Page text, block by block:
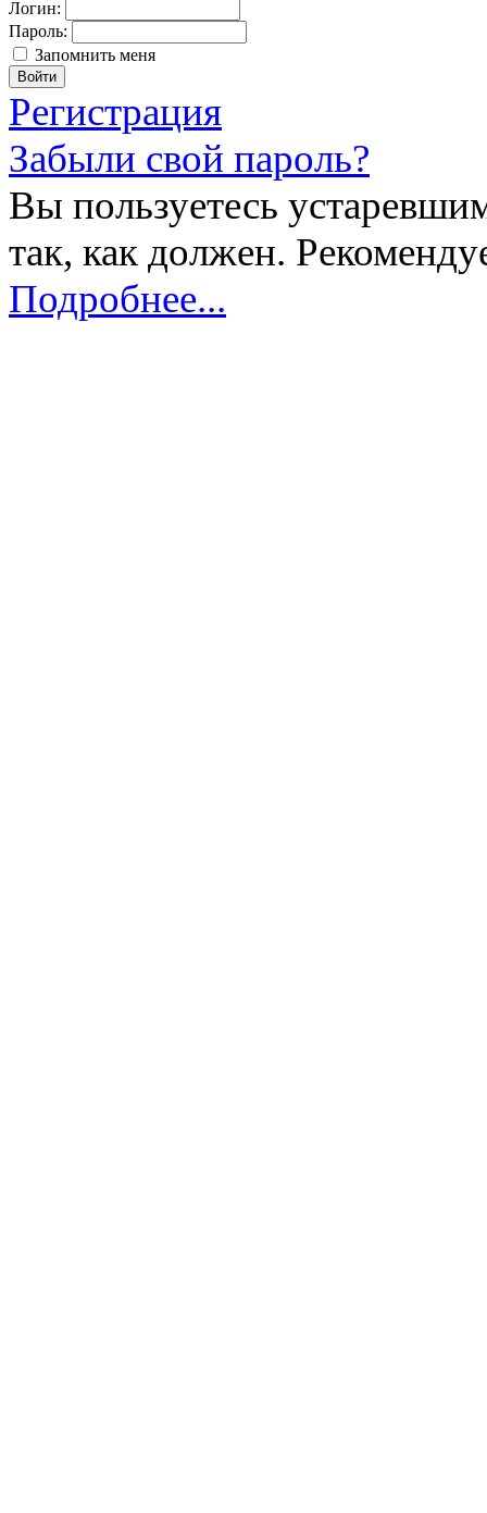
Логин:
Пароль:
Запомнить меня
Регистрация
Забыли свой пароль?
Вы пользуетесь
так, как должен.
Подробнее...